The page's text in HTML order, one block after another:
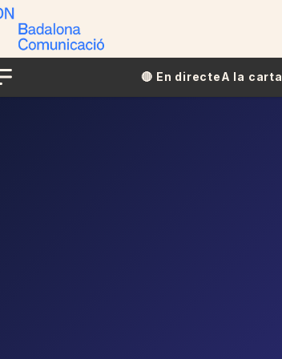
Menu
🔴​​ En directeA la carta